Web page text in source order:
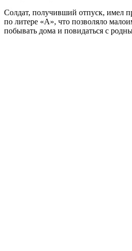
Солдат, получивший отпуск, имел
по литере «А», что позволяло
побывать дома и повидаться с